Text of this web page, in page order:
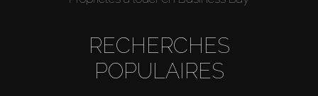
RECHERCHES
POPULAIRES